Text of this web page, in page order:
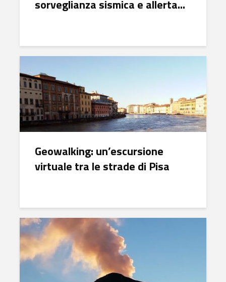
sorveglianza sismica e allerta...
Geowalking: un’escursione
virtuale tra le strade di Pisa